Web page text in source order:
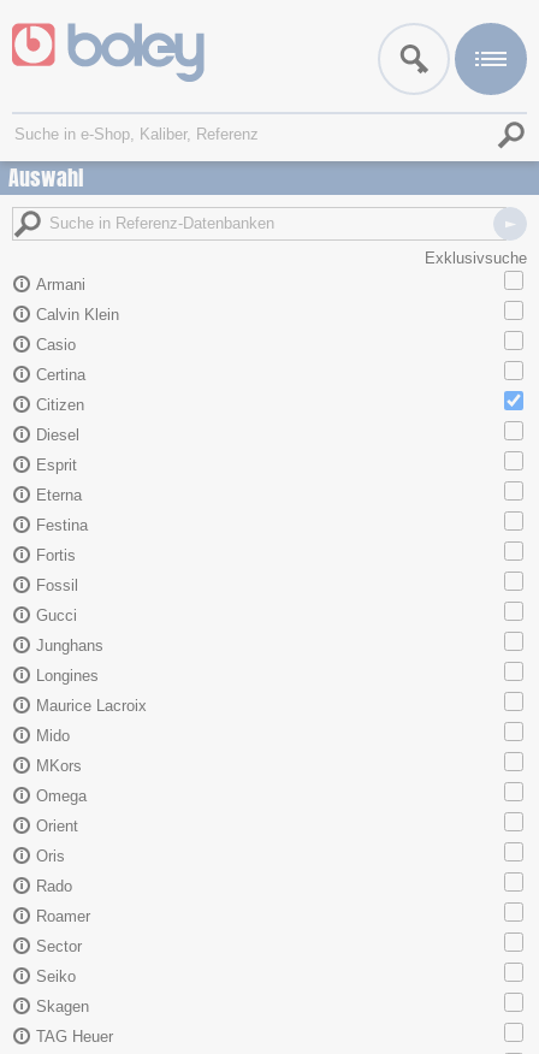
Auswahl
Exklusivsuche
Armani
Calvin Klein
Casio
Certina
Citizen
Diesel
Esprit
Eterna
Festina
Fortis
Fossil
Gucci
Junghans
Longines
Maurice Lacroix
Mido
MKors
Omega
Orient
Oris
Rado
Roamer
Sector
Seiko
Skagen
TAG Heuer